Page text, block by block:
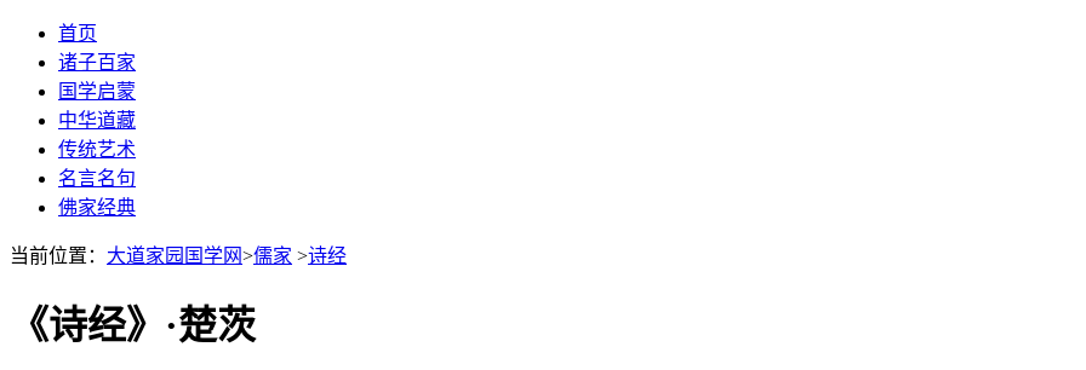
首页
诸子百家
国学启蒙
中华道藏
传统艺术
名言名句
佛家经典
当前位置： 大道家园国学网>儒家 >诗经
《诗经》·楚茨